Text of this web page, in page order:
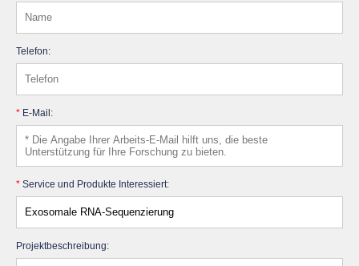
Telefon:
* E-Mail:
* Service und Produkte Interessiert:
Projektbeschreibung: